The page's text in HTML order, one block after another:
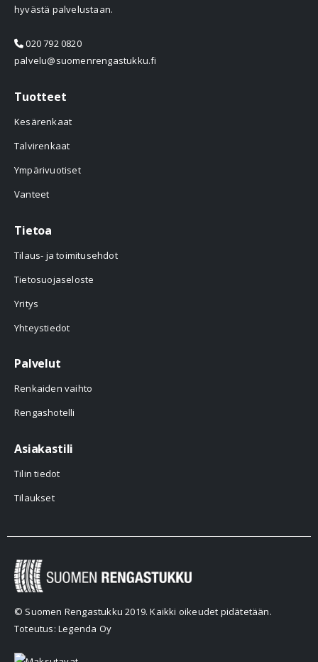
hyvästä palvelustaan.
020 792 0820
palvelu@suomenrengastukku.fi
Tuotteet
Kesärenkaat
Talvirenkaat
Ympärivuotiset
Vanteet
Tietoa
Tilaus- ja toimitusehdot
Tietosuojaseloste
Yritys
Yhteystiedot
Palvelut
Renkaiden vaihto
Rengashotelli
Asiakastili
Tilin tiedot
Tilaukset
© Suomen Rengastukku 2019. Kaikki oikeudet pidätetään.
Toteutus: Legenda Oy